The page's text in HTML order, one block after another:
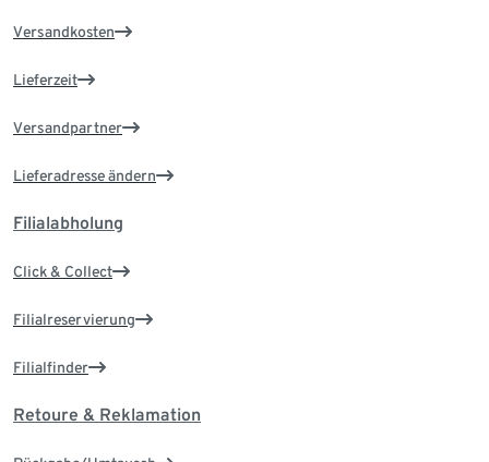
Versandkosten
Lieferzeit
Versandpartner
Lieferadresse ändern
Filialabholung
Click & Collect
Filialreservierung
Filialfinder
Retoure & Reklamation